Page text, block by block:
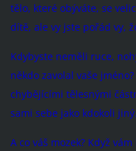
tělo, které obýváte, se
dítě, ale vy jste pořád vy,
Kdybyste neměli ruce,
někdo zavolal vaše
chybějícími tělesnými
sami sebe jako kdokoli jiný.
A co váš mozek? Když